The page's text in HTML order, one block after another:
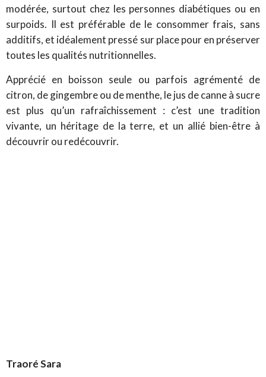
modérée, surtout chez les personnes diabétiques ou en
surpoids. Il est préférable de le consommer frais, sans
additifs, et idéalement pressé sur place pour en préserver
toutes les qualités nutritionnelles.
Apprécié en boisson seule ou parfois agrémenté de
citron, de gingembre ou de menthe, le jus de canne à sucre
est plus qu’un rafraîchissement : c’est une tradition
vivante, un héritage de la terre, et un allié bien-être à
découvrir ou redécouvrir.
Traoré Sara